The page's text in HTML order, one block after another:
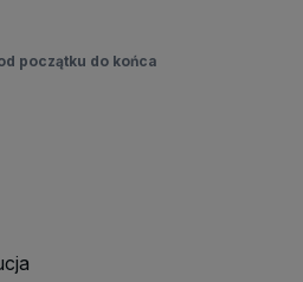
początku do końca